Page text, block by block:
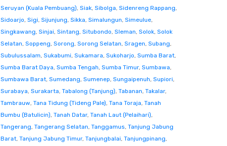
Seruyan (Kuala Pembuang), Siak, Sibolga, Sidenreng Rappang,
Sidoarjo, Sigi, Sijunjung, Sikka, Simalungun, Simeulue,
Singkawang, Sinjai, Sintang, Situbondo, Sleman, Solok, Solok
Selatan, Soppeng, Sorong, Sorong Selatan, Sragen, Subang,
Subulussalam, Sukabumi, Sukamara, Sukoharjo, Sumba Barat,
Sumba Barat Daya, Sumba Tengah, Sumba Timur, Sumbawa,
Sumbawa Barat, Sumedang, Sumenep, Sungaipenuh, Supiori,
Surabaya, Surakarta, Tabalong (Tanjung), Tabanan, Takalar,
Tambrauw, Tana Tidung (Tideng Pale), Tana Toraja, Tanah
Bumbu (Batulicin), Tanah Datar, Tanah Laut (Pelaihari),
Tangerang, Tangerang Selatan, Tanggamus, Tanjung Jabung
Barat, Tanjung Jabung Timur, Tanjungbalai, Tanjungpinang,